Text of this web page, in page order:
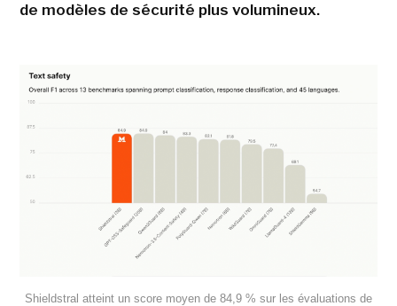
de modèles de sécurité plus volumineux.
Shieldstral atteint un score moyen de 84,9 % sur les évaluations de